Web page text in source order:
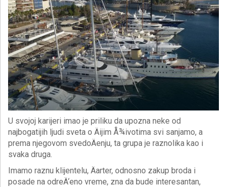
U svojoj karijeri imao je priliku da upozna neke od
najbogatijih ljudi sveta o Äijim Å¾ivotima svi sanjamo, a
prema njegovom svedoÄenju, ta grupa je raznolika kao i
svaka druga.
Imamo raznu klijentelu, Äarter, odnosno zakup broda i
posade na odreÄ‘eno vreme, zna da bude interesantan,